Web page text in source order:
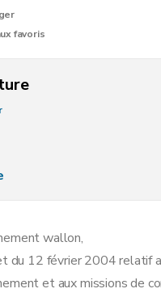
favoris
wallon,
du 12 février 2004 relatif
et aux missions de